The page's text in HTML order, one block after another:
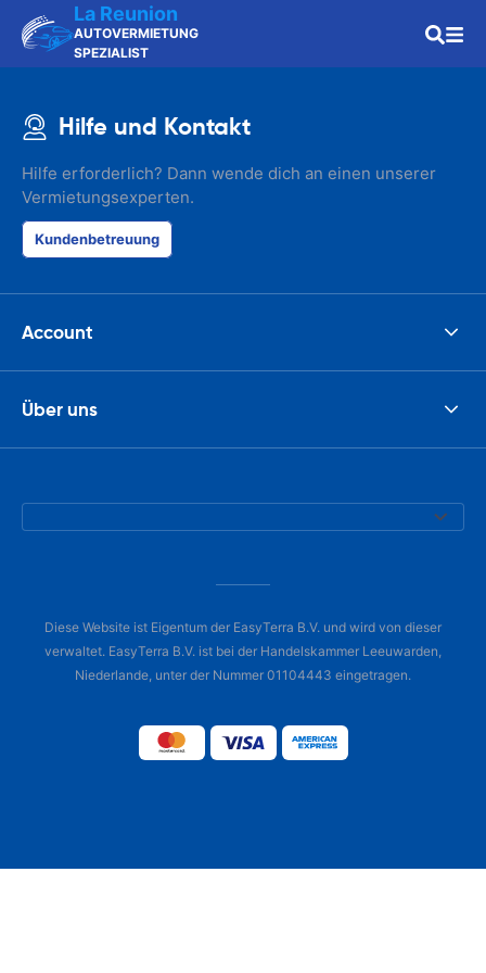
La Reunion
AUTOVERMIETUNG
SPEZIALIST
Hilfe und Kontakt
Hilfe erforderlich? Dann wende dich an einen unserer
Vermietungsexperten.
Kundenbetreuung
Account
Über uns
Diese Website ist Eigentum der EasyTerra B.V. und wird von dieser
verwaltet. EasyTerra B.V. ist bei der Handelskammer Leeuwarden,
Niederlande, unter der Nummer 01104443 eingetragen.